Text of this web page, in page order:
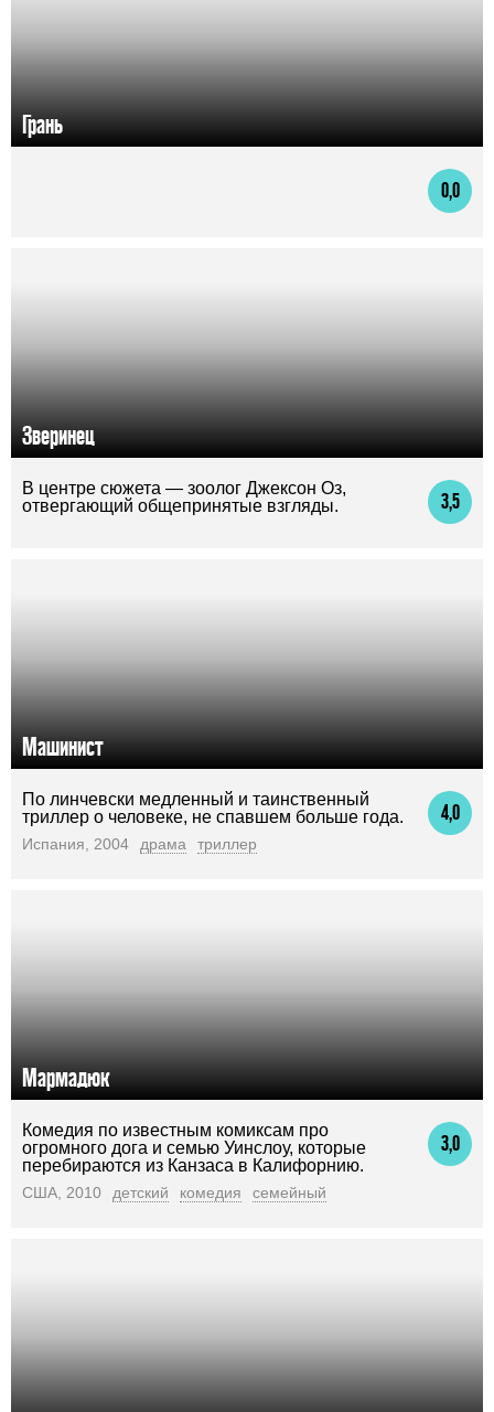
Грань
0,0
Зверинец
3,5
В центре сюжета — зоолог Джексон Оз,
отвергающий общепринятые взгляды.
Машинист
4,0
По линчевски медленный и таинственный
триллер о человеке, не спавшем больше года.
Испания, 2004 драма триллер
Мармадюк
3,0
Комедия по известным комиксам про
огромного дога и семью Уинслоу, которые
перебираются из Канзаса в Калифорнию.
США, 2010 детский комедия семейный